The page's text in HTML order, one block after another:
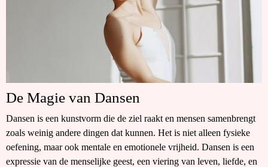
De Magie van Dansen
Dansen is een kunstvorm die de ziel raakt en mensen samenbrengt
zoals weinig andere dingen dat kunnen. Het is niet alleen fysieke
oefening, maar ook mentale en emotionele vrijheid. Dansen is een
expressie van de menselijke geest, een viering van leven, liefde, en